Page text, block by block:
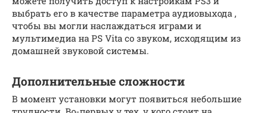
выбрать его в качестве параметра аудиовыхода ,
чтобы вы могли наслаждаться играми и
мультимедиа на PS Vita со звуком, исходящим из
домашней звуковой системы.
Дополнительные сложности
В момент установки могут появиться небольшие